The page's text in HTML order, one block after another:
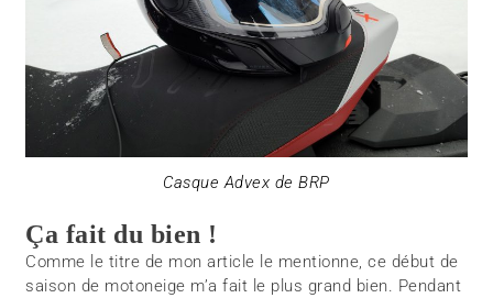
Casque Advex de BRP
Ça fait du bien !
Comme le titre de mon article le mentionne, ce début de
saison de motoneige m’a fait le plus grand bien. Pendant